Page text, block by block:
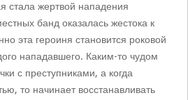
стала жертвой нападения
банд оказалась жестока к
эта героиня становится роковой
нападавшего. Каким-то чудом
с преступниками, а когда
то начинает восстанавливать